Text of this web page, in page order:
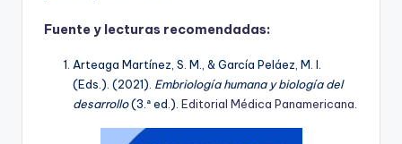
Fuente y lecturas recomendadas:
Arteaga Martínez, S. M., & García Peláez, M. I.
(Eds.). (2021). Embriología humana y biología del
desarrollo(3.ª ed.). Editorial Médica Panamericana